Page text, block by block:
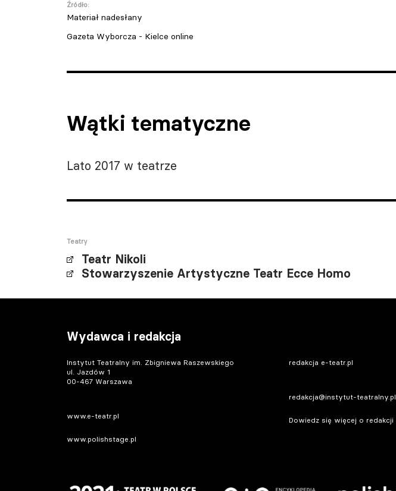
Źródło:
Materiał nadesłany
Gazeta Wyborcza - Kielce online
Wątki tematyczne
Lato 2017 w teatrze
Teatry
Teatr Nikoli
Stowarzyszenie Artystyczne Teatr Ecce Homo
Wydawca i redakcja
Instytut Teatralny im. Zbigniewa Raszewskiego
ul. Jazdów 1
00-467 Warszawa
www.e-teatr.pl
www.polishstage.pl
redakcja e-teatr.pl
redakcja@instytut-teatralny.pl
Dowiedz się więcej o redakcji